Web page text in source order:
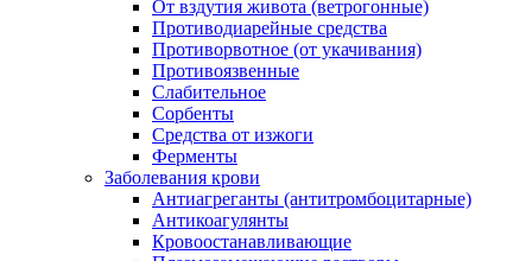
От вздутия живота (ветрогонные)
Противодиарейные средства
Противорвотное (от укачивания)
Противоязвенные
Слабительное
Сорбенты
Средства от изжоги
Ферменты
Заболевания крови
Антиагреганты (антитромбоцитарные)
Антикоагулянты
Кровоостанавливающие